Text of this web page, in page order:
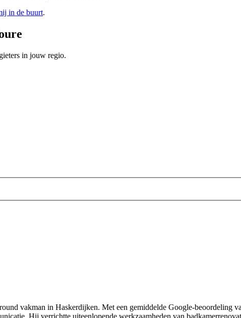
in de buurt.
in jouw regio.
vakman in Haskerdijken. Met een gemiddelde Google-beoordeling
Hij verrichtte uiteenlopende werkzaamheden van